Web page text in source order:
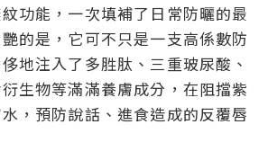
功能，一次填補了日常防曬的最
的是，它可不只是一支高係數防
地注入了多胜肽、三重玻尿酸、
生物等滿滿養膚成分，在阻擋紫
，預防說話、進食造成的反覆唇